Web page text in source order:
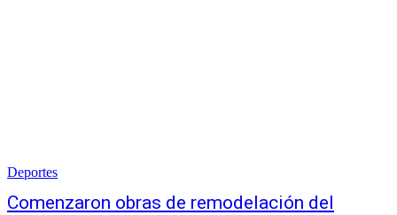
Deportes
Comenzaron obras de remodelación del